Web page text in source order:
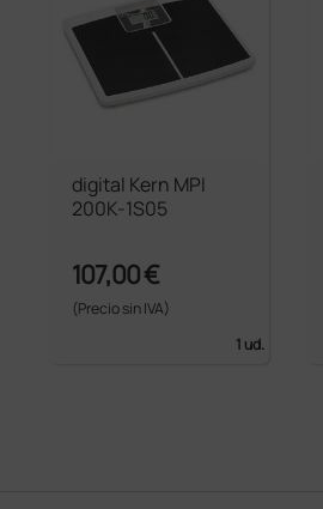
digital Kern MPI
200K-1S05
107,00 €
(Precio sin IVA)
1 ud.